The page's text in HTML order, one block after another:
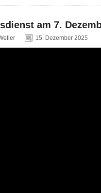
am 7.
15. Dezember 2025